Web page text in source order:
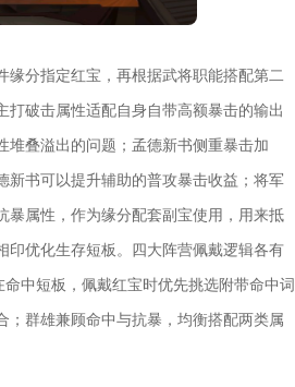
分指定红宝，再根据武将职能搭配第二
破击属性适配自身自带高额暴击的输出
叠溢出的问题；孟德新书侧重暴击加
新书可以提升辅助的普攻暴击收益；将军
暴属性，作为缘分配套副宝使用，用来抵
印优化生存短板。四大阵营佩戴逻辑各有
中短板，佩戴红宝时优先挑选附带命中词
群雄兼顾命中与抗暴，均衡搭配两类属